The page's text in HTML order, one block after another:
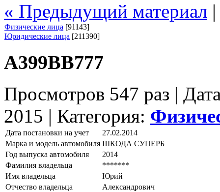
« Предыдущий материал
Физические лица [91143]
Юридические лица [211390]
А399ВВ777
Просмотров 547 раз |
2015 | Категория:
Дата постановки на учет
27.02.2014
Марка и модель автомобиля ШКОДА СУПЕРБ
Год выпуска автомобиля
2014
Фамилия владельца
*******
Имя владельца
Юрий
Отчество владельца
Александрович